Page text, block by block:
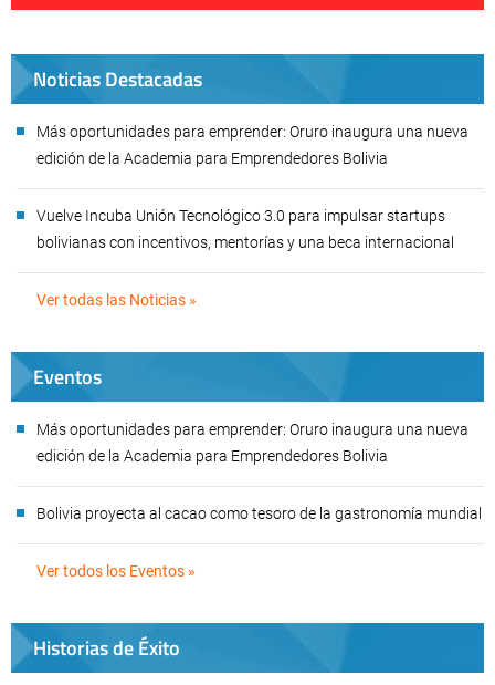
Noticias Destacadas
Más oportunidades para emprender: Oruro inaugura una nueva
edición de la Academia para Emprendedores Bolivia
Vuelve Incuba Unión Tecnológico 3.0 para impulsar startups
bolivianas con incentivos, mentorías y una beca internacional
Ver todas las Noticias »
Eventos
Más oportunidades para emprender: Oruro inaugura una nueva
edición de la Academia para Emprendedores Bolivia
Bolivia proyecta al cacao como tesoro de la gastronomía mundial
Ver todos los Eventos »
Historias de Éxito